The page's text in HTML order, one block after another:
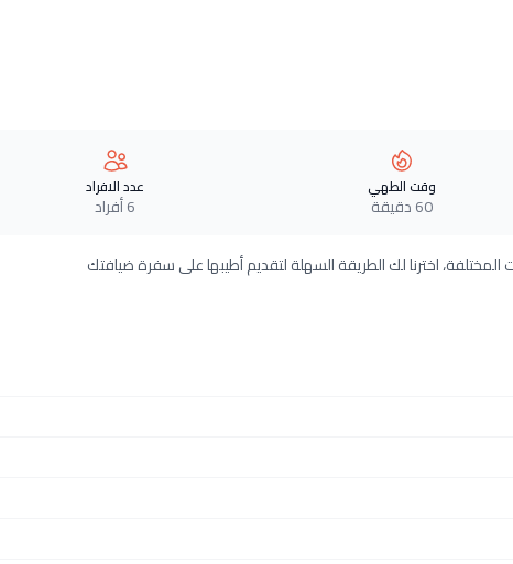
وقت الطهي
60 دقيقة
عدد الافراد
6 أفراد
المختلفة، اخترنا لك الطريقة السهلة لتقديم أطيبها على سفرة ضيافتك